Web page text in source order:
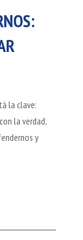
la clave:
la verdad,
y